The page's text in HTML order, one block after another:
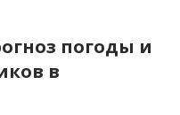
погоды и
в